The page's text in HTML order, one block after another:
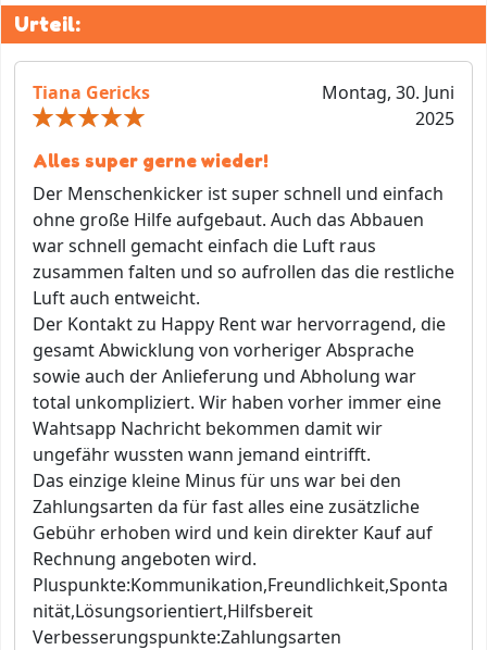
Urteil:
Tiana Gericks
Montag, 30. Juni
2025
Alles super gerne wieder!
Der Menschenkicker ist super schnell und einfach
ohne große Hilfe aufgebaut. Auch das Abbauen
war schnell gemacht einfach die Luft raus
zusammen falten und so aufrollen das die restliche
Luft auch entweicht.
Der Kontakt zu Happy Rent war hervorragend, die
gesamt Abwicklung von vorheriger Absprache
sowie auch der Anlieferung und Abholung war
total unkompliziert. Wir haben vorher immer eine
Wahtsapp Nachricht bekommen damit wir
ungefähr wussten wann jemand eintrifft.
Das einzige kleine Minus für uns war bei den
Zahlungsarten da für fast alles eine zusätzliche
Gebühr erhoben wird und kein direkter Kauf auf
Rechnung angeboten wird.
Pluspunkte:Kommunikation,Freundlichkeit,Sponta
nität,Lösungsorientiert,Hilfsbereit
Verbesserungspunkte:Zahlungsarten